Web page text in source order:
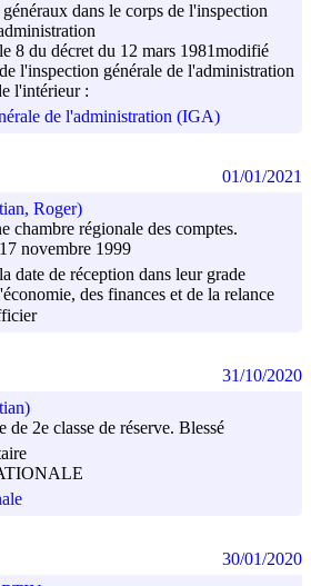
dans le corps de l'inspection
8 du décret du 12 mars 1981modifié
l'inspection générale de l'administration
l'intérieur :
de l'administration (IGA)
Roger)
chambre régionale des comptes.
novembre 1999
date de réception dans leur grade
des finances et de la relance
01/01/2021
de 2e classe de réserve. Blessé
31/10/2020
30/01/2020